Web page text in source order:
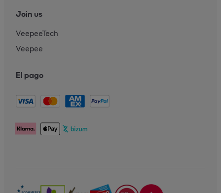
Join us
VeepeeTech
Veepee
El pago